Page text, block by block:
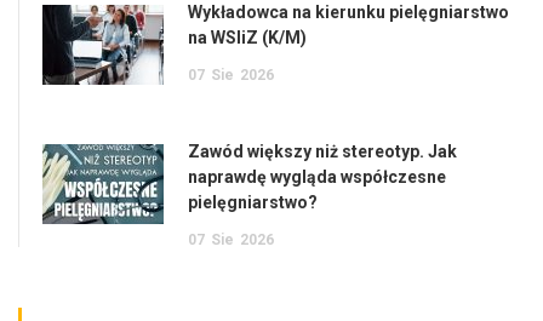
Wykładowca na kierunku pielęgniarstwo
na WSIiZ (K/M)
07 Sie 2026
Zawód większy niż stereotyp. Jak
naprawdę wygląda współczesne
pielęgniarstwo?
07 Sie 2026